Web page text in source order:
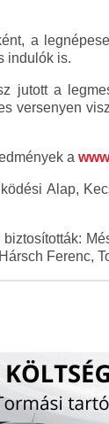
a
indulók is.
jutott a
versenyen
a
Alap,
Ferenc,